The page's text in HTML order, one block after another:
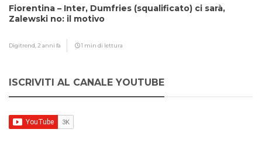
Fiorentina – Inter, Dumfries (squalificato) ci sarà,
Zalewski no: il motivo
Digitrend, 2 anni fa 1 min di lettura
ISCRIVITI AL CANALE YOUTUBE